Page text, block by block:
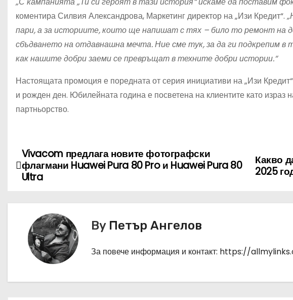
коментира Силвия Александрова, Маркетинг директор на „Изи Кредит“.
пари, а за историите, които ще напишат с тях – било то ремонт на
сбъдването на отдавнашна мечта. Ние сме тук, за да ги подкрепим
как нашите добри заеми се превръщат в техните добри истории.“
Настоящата промоция е поредната от серия инициативи на „Изи
и рожден ден. Юбилейната година е посветена на клиентите като израз
партньорство.
Н
а
в
ц
Какво
2025
Vivacom предлага новите фотографски
флагмани Huawei Pura 80 Pro и Huawei Pura 80
Ultra
By Петър Ангелов
За повече информация и контакт: https://